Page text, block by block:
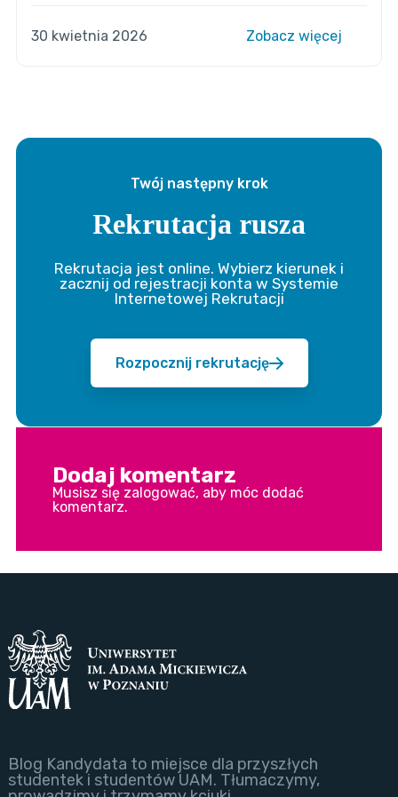
30 kwietnia 2026 Zobacz więcej
Twój następny krok
Rekrutacja rusza
Rekrutacja jest online. Wybierz kierunek i
zacznij od rejestracji konta w Systemie
Internetowej Rekrutacji
Rozpocznij rekrutację
Dodaj komentarz
Musisz się zalogować, aby móc dodać
komentarz.
Blog Kandydata to miejsce dla przyszłych
studentek i studentów UAM. Tłumaczymy,